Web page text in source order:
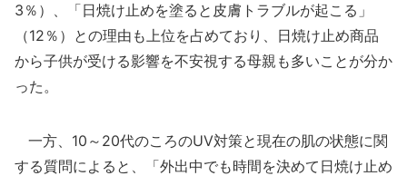
3％）、「日焼け止めを塗ると皮膚トラブルが起こる」
（12％）との理由も上位を占めており、日焼け止め商品
から子供が受ける影響を不安視する母親も多いことが分か
った。
一方、10～20代のころのUV対策と現在の肌の状態に関
する質問によると、「外出中でも時間を決めて日焼け止め